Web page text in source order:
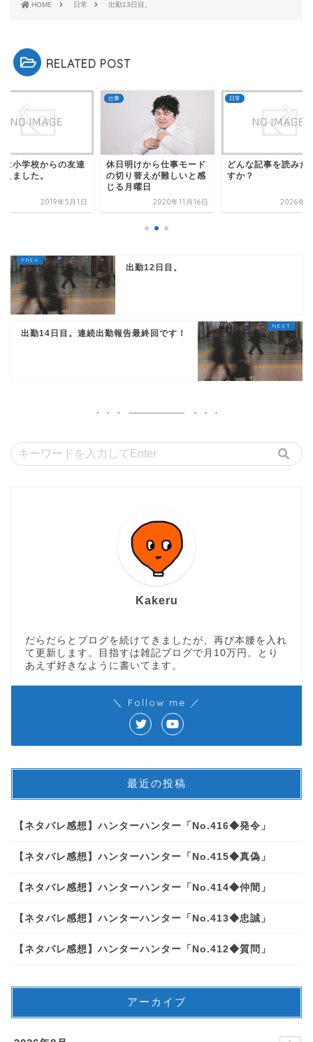
HOME 日常 出勤13日目。
RELATED POST
は小学校からの友達
ました。
2019年5月1日
仕事
休日明けから仕事モード
の切り替えが難しいと感
じる月曜日
2020年11月16日
日常
どんな記事を読みた
すか？
2026年4
出勤12日目。
出勤14日目。連続出勤報告最終回です！
Kakeru
だらだらとブログを続けてきましたが、再び本腰を入れ
て更新します。目指すは雑記ブログで月10万円。とり
あえず好きなように書いてます。
＼ Follow me ／
最近の投稿
【ネタバレ感想】ハンターハンター「No.416◆発令」
【ネタバレ感想】ハンターハンター「No.415◆真偽」
【ネタバレ感想】ハンターハンター「No.414◆仲間」
【ネタバレ感想】ハンターハンター「No.413◆忠誠」
【ネタバレ感想】ハンターハンター「No.412◆質問」
アーカイブ